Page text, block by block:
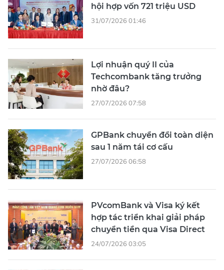
hội hợp vốn 721 triệu USD
31/07/2026 01:46
Lợi nhuận quý II của
Techcombank tăng trưởng
nhờ đâu?
27/07/2026 07:58
GPBank chuyển đổi toàn diện
sau 1 năm tái cơ cấu
27/07/2026 06:58
PVcomBank và Visa ký kết
hợp tác triển khai giải pháp
chuyển tiền qua Visa Direct
24/07/2026 03:05